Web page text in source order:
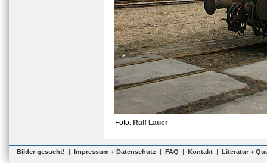
Foto: Ralf Lauer
Bilder gesucht! | Impressum + Datenschutz | FAQ | Kontakt | Literatur +